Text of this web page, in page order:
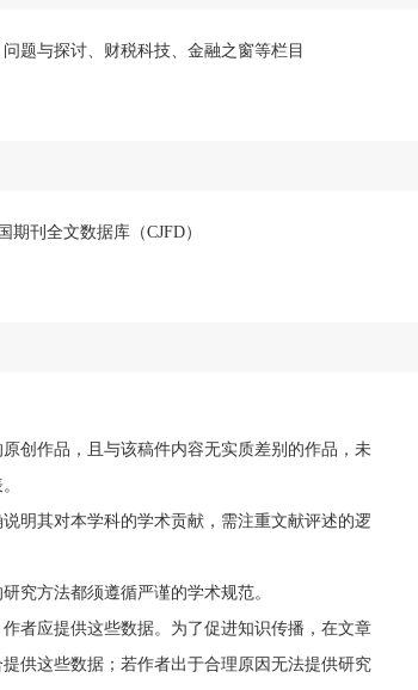
题与探讨、财税科技、金融之窗等栏目
刊全文数据库（CJFD）
创作品，且与该稿件内容无实质差别的作品，未
明其对本学科的学术贡献，需注重文献评述的逻
究方法都须遵循严谨的学术规范。
者应提供这些数据。为了促进知识传播，在文章
供这些数据；若作者出于合理原因无法提供研究